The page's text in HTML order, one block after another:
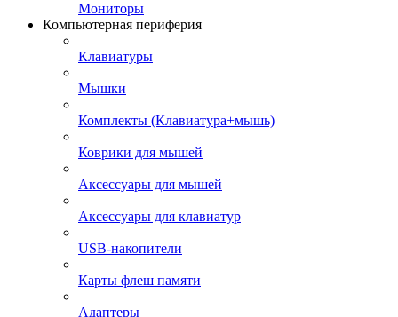
Мониторы
Компьютерная периферия
Клавиатуры
Мышки
Комплекты (Клавиатура+мышь)
Коврики для мышей
Аксессуары для мышей
Аксессуары для клавиатур
USB-накопители
Карты флеш памяти
Адаптеры